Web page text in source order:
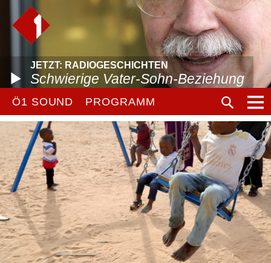
JETZT: RADIOGESCHICHTEN
Schwierige Vater-Sohn-Beziehung
Ö1 SOUND PROGRAMM